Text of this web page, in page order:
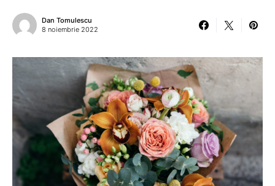
Dan Tomulescu
8 noiembrie 2022